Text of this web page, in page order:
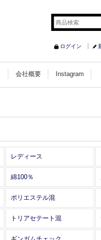
ログイン
会社概要 Instagram
レディース
綿100％
ポリエステル混
トリアセテート混